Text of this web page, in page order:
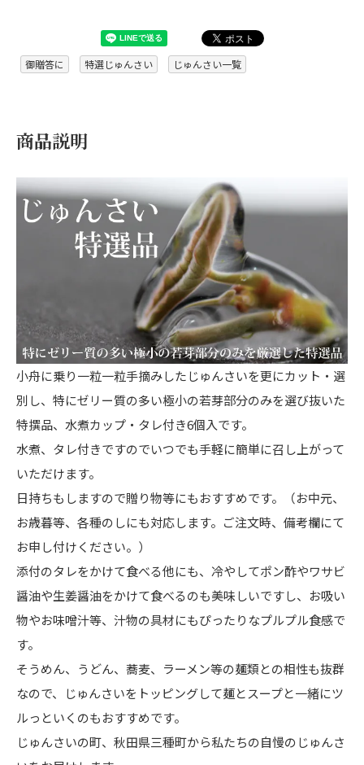
御贈答に 特選じゅんさい じゅんさい一覧
商品説明
小舟に乗り一粒一粒手摘みしたじゅんさいを更にカット・選
別し、特にゼリー質の多い極小の若芽部分のみを選び抜いた
特撰品、水煮カップ・タレ付き6個入です。
水煮、タレ付きですのでいつでも手軽に簡単に召し上がって
いただけます。
日持ちもしますので贈り物等にもおすすめです。（お中元、
お歳暮等、各種のしにも対応します。ご注文時、備考欄にて
お申し付けください。）
添付のタレをかけて食べる他にも、冷やしてポン酢やワサビ
醤油や生姜醤油をかけて食べるのも美味しいですし、お吸い
物やお味噌汁等、汁物の具材にもぴったりなプルプル食感で
す。
そうめん、うどん、蕎麦、ラーメン等の麺類との相性も抜群
なので、じゅんさいをトッピングして麺とスープと一緒にツ
ルっといくのもおすすめです。
じゅんさいの町、秋田県三種町から私たちの自慢のじゅんさ